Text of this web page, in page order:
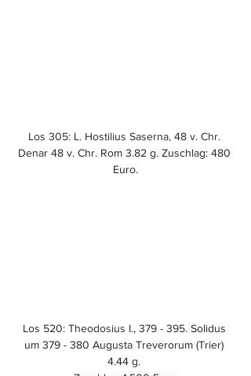
Los 305: L. Hostilius Saserna, 48 v. Chr.
Denar 48 v. Chr. Rom 3.82 g. Zuschlag: 480
Euro.
Los 520: Theodosius I., 379 - 395. Solidus
um 379 - 380 Augusta Treverorum (Trier)
4.44 g.